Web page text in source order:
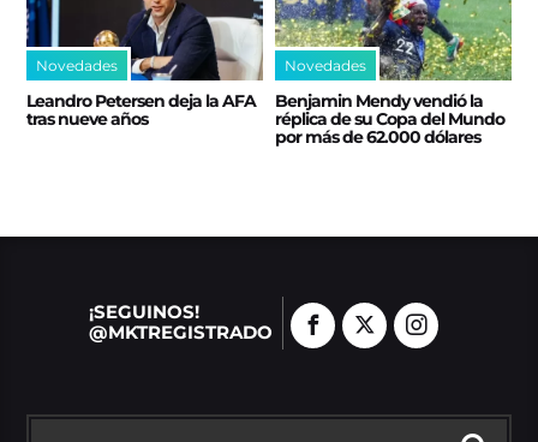
Novedades
Leandro Petersen deja la AFA
tras nueve años
Novedades
Benjamin Mendy vendió la
réplica de su Copa del Mundo
por más de 62.000 dólares
¡SEGUINOS!
@MKTREGISTRADO